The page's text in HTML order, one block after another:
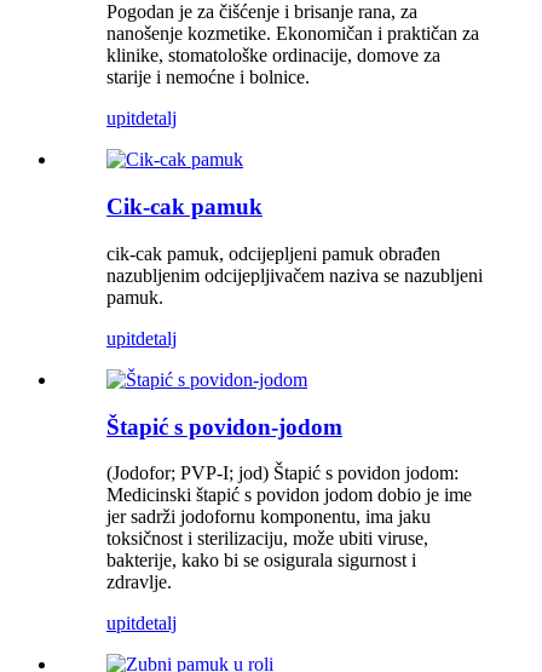
Pogodan je za čišćenje i brisanje rana, za
nanošenje kozmetike. Ekonomičan i praktičan za
klinike, stomatološke ordinacije, domove za
starije i nemoćne i bolnice.
upitdetalj
Cik-cak pamuk
cik-cak pamuk, odcijepljeni pamuk obrađen
nazubljenim odcijepljivačem naziva se nazubljeni
pamuk.
upitdetalj
Štapić s povidon-jodom
(Jodofor; PVP-I; jod) Štapić s povidon jodom:
Medicinski štapić s povidon jodom dobio je ime
jer sadrži jodofornu komponentu, ima jaku
toksičnost i sterilizaciju, može ubiti viruse,
bakterije, kako bi se osigurala sigurnost i
zdravlje.
upitdetalj